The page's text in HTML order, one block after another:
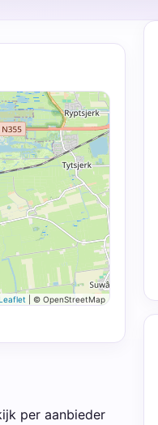
© OpenStreetMap
per aanbieder